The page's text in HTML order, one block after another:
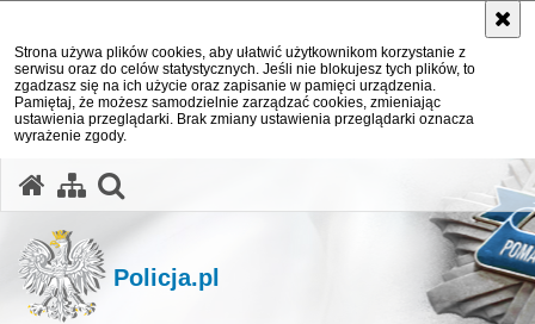
Strona używa plików cookies, aby ułatwić użytkownikom korzystanie z
serwisu oraz do celów statystycznych. Jeśli nie blokujesz tych plików, to
zgadzasz się na ich użycie oraz zapisanie w pamięci urządzenia.
Pamiętaj, że możesz samodzielnie zarządzać cookies, zmieniając
ustawienia przeglądarki. Brak zmiany ustawienia przeglądarki oznacza
wyrażenie zgody.
Policja.pl